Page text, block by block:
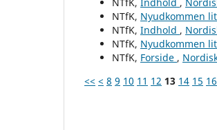
NTfK, Nyudkommen
NTfK, Indhold ,
NTfK, Nyudkommen
NTfK, Forside ,
<< < 8 9 10 11 12 13 14 15 16